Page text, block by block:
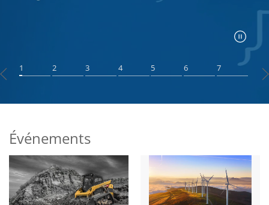
1 2 3 4 5 6 7
Événements